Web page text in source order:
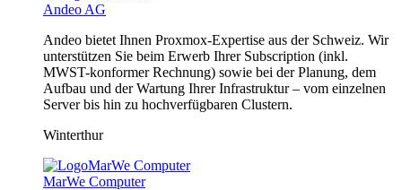
Andeo AG
Andeo bietet Ihnen Proxmox-Expertise aus der Schweiz. Wir
unterstützen Sie beim Erwerb Ihrer Subscription (inkl.
MWST-konformer Rechnung) sowie bei der Planung, dem
Aufbau und der Wartung Ihrer Infrastruktur – vom einzelnen
Server bis hin zu hochverfügbaren Clustern.
Winterthur
MarWe Computer